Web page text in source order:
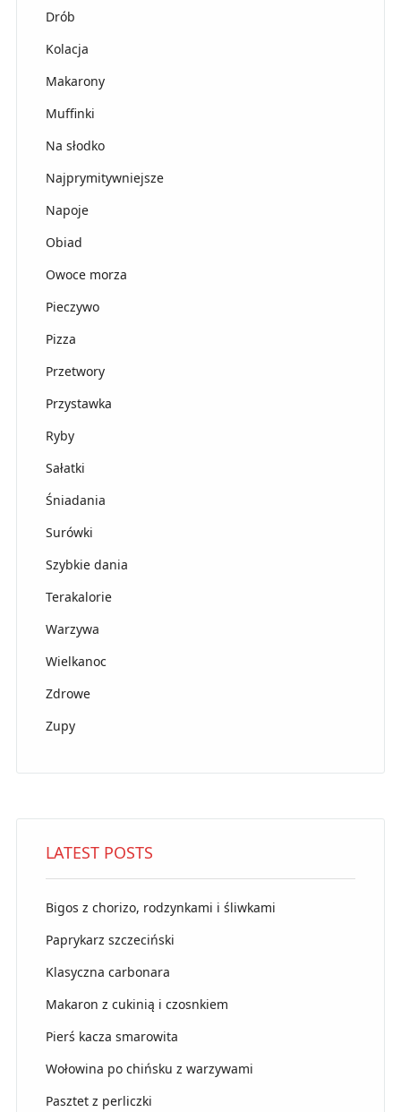
Drób
Kolacja
Makarony
Muffinki
Na słodko
Najprymitywniejsze
Napoje
Obiad
Owoce morza
Pieczywo
Pizza
Przetwory
Przystawka
Ryby
Sałatki
Śniadania
Surówki
Szybkie dania
Terakalorie
Warzywa
Wielkanoc
Zdrowe
Zupy
LATEST POSTS
Bigos z chorizo, rodzynkami i śliwkami
Paprykarz szczeciński
Klasyczna carbonara
Makaron z cukinią i czosnkiem
Pierś kacza smarowita
Wołowina po chińsku z warzywami
Pasztet z perliczki